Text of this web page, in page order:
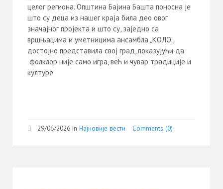
целог региона. Општина Бајина Башта поносна је
што су деца из нашег краја била део овог
значајног пројекта и што су, заједно са
вршњацима и уметницима ансамбла „КОЛО”,
достојно представила свој град, показујући да
фолклор није само игра, већ и чувар традиције и
културе.
29/06/2026 in Најновије вести Comments (0)